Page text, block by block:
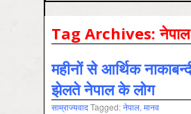
Tag Archives:नेपाल
महीनों से आर्थिक
झेलते नेपाल के लोग
साम्राज्‍यवादTagged:नेपाल, मानव